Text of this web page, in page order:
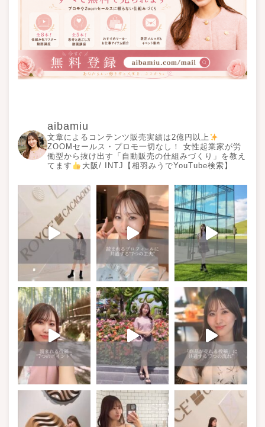
aibamiu
文章によるコンテンツ販売実績は2億円以上
ZOOMセールス・プロモ一切なし！ 女性起業家が労
働型から抜け出す「自動販売の仕組みづくり」を教え
てます
大阪/ INTJ【相羽みうでYouTube検索】